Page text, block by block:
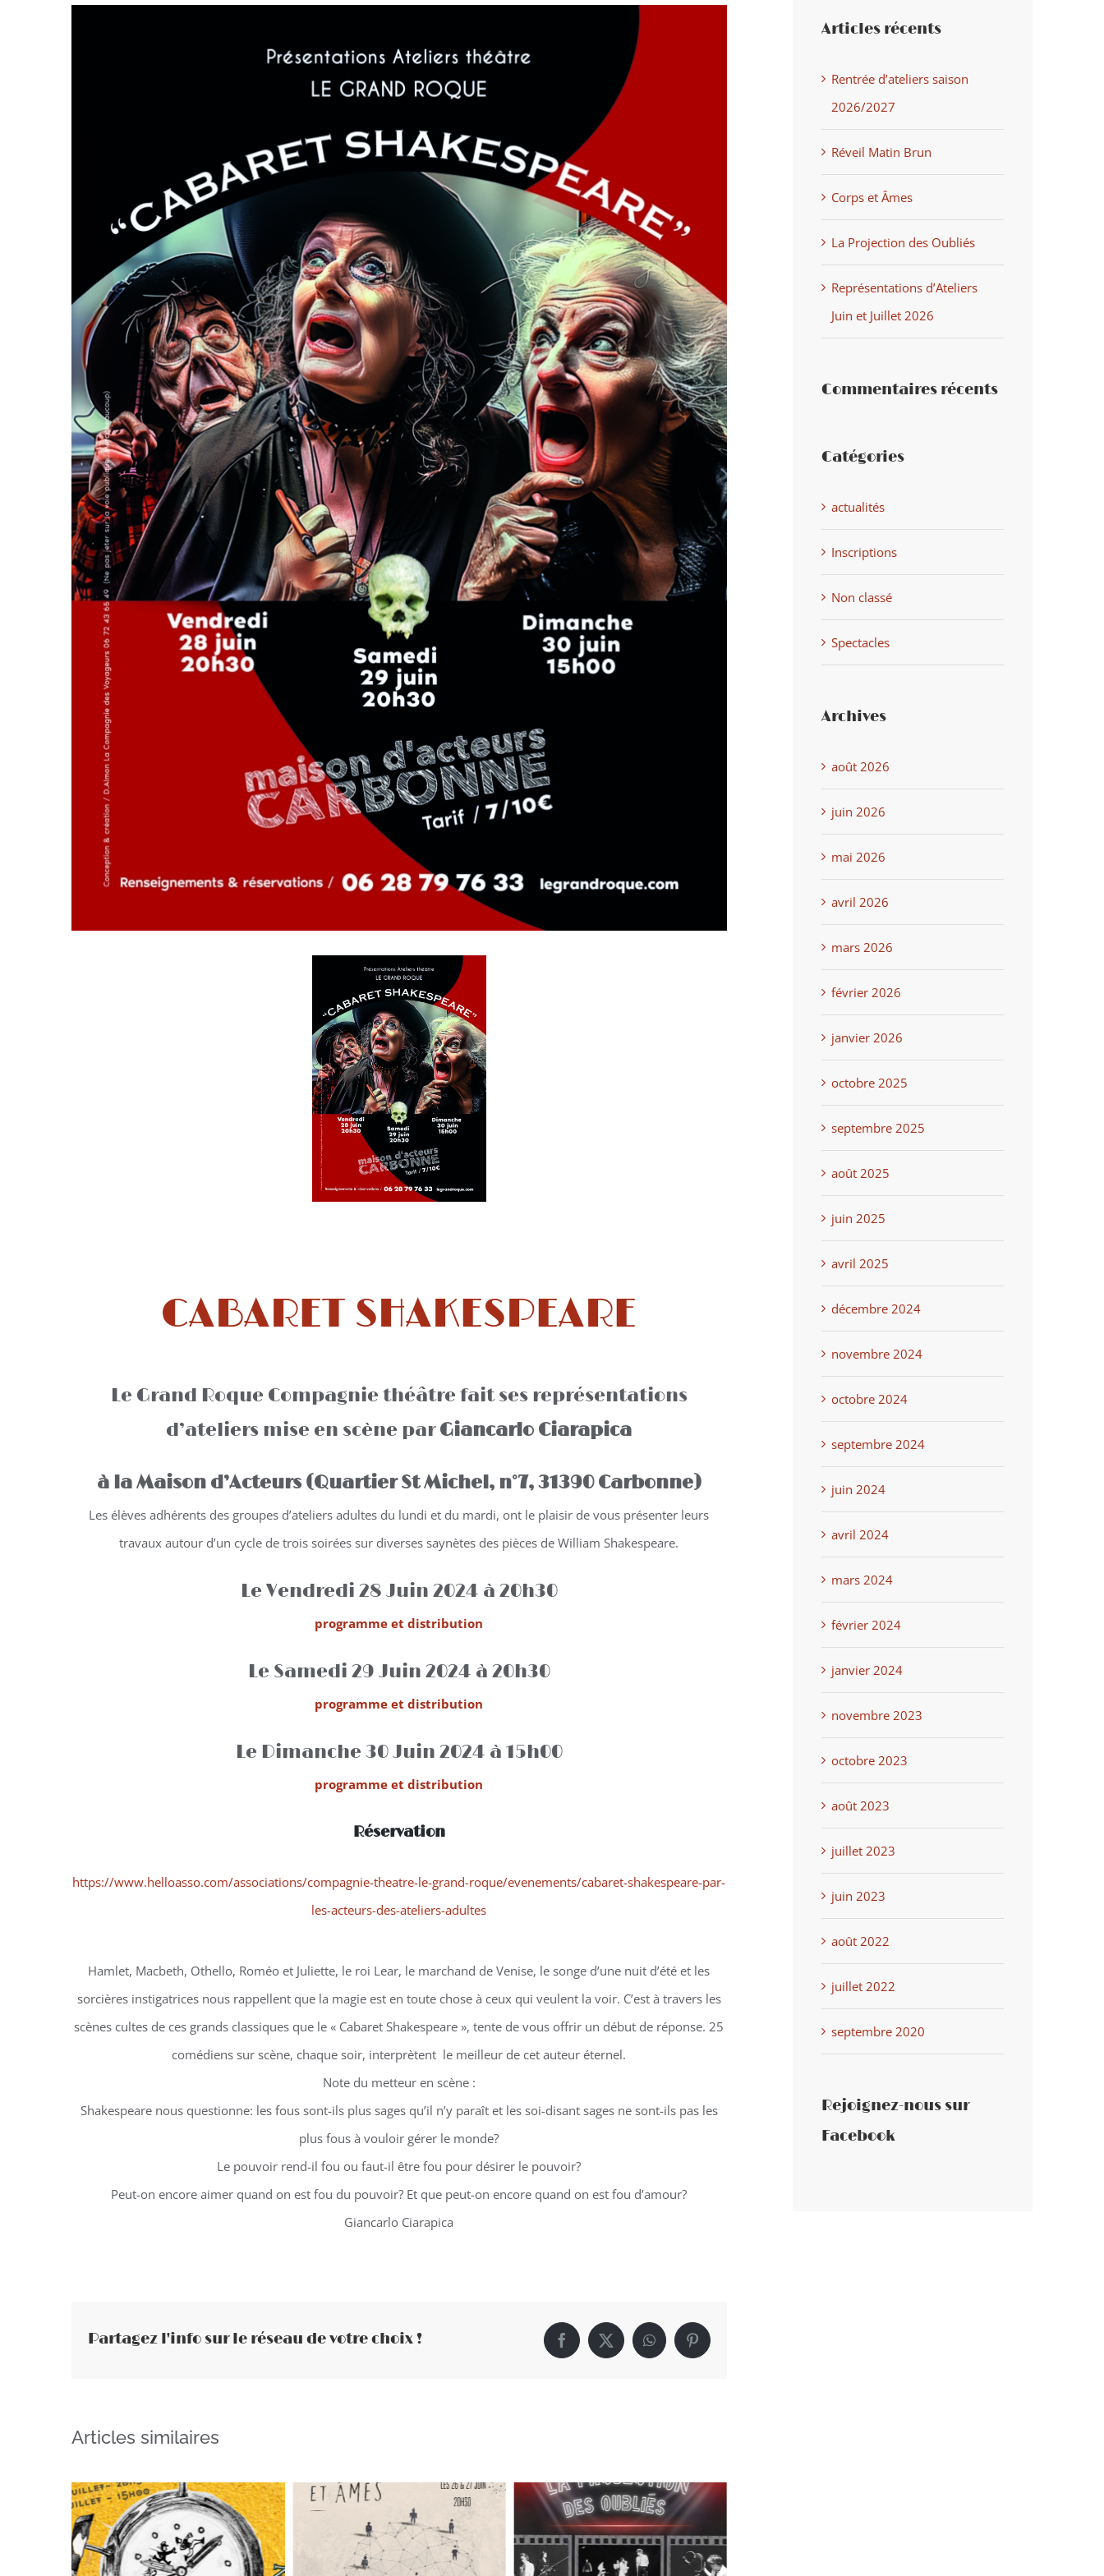
Shakespeare
CABARET SHAKESPEARE
Le Grand Roque Compagnie théâtre fait ses représentations
d’ateliers mise en scène parGiancarlo Ciarapica
à la Maison d’Acteurs (Quartier St Michel, n°7, 31390 Carbonne)
Les élèves adhérents des groupes d’ateliers adultes du lundi et du mardi, ont le plaisir de vous présenter leurs
travaux autour d’un cycle de trois soirées sur diverses saynètes des pièces de William Shakespeare.
Le Vendredi 28 Juin 2024 à 20h30
programme et distribution
Le Samedi 29 Juin 2024 à 20h30
programme et distribution
Le Dimanche 30 Juin 2024 à 15h00
programme et distribution
Réservation
https://www.helloasso.com/associations/compagnie-theatre-le-grand-roque/evenements/cabaret-shakespeare-par-
les-acteurs-des-ateliers-adultes
Hamlet, Macbeth, Othello, Roméo et Juliette, le roi Lear, le marchand de Venise, le songe d’une nuit d’été et les
sorcières instigatrices nous rappellent que la magie est en toute chose à ceux qui veulent la voir. C’est à travers les
scènes cultes de ces grands classiques que le « Cabaret Shakespeare », tente de vous offrir un début de réponse. 25
comédiens sur scène, chaque soir, interprètent le meilleur de cet auteur éternel.
Note du metteur en scène :
Shakespeare nous questionne: les fous sont-ils plus sages qu’il n’y paraît et les soi-disant sages ne sont-ils pas les
plus fous à vouloir gérer le monde?
Le pouvoir rend-il fou ou faut-il être fou pour désirer le pouvoir?
Peut-on encore aimer quand on est fou du pouvoir? Et que peut-on encore quand on est fou d’amour?
Giancarlo Ciarapica
Partagez l'info sur le réseau de votre choix ! Facebook
X WhatsAppPinterest
Articles similaires
Articles récents
Rentrée d’ateliers saison
2026/2027
Réveil Matin Brun
Corps et Âmes
La Projection des Oubliés
Représentations d’Ateliers
Juin et Juillet 2026
Commentaires récents
Catégories
actualités
Inscriptions
Non classé
Spectacles
Archives
août 2026
juin 2026
mai 2026
avril 2026
mars 2026
février 2026
janvier 2026
octobre 2025
septembre 2025
août 2025
juin 2025
avril 2025
décembre 2024
novembre 2024
octobre 2024
septembre 2024
juin 2024
avril 2024
mars 2024
février 2024
janvier 2024
novembre 2023
octobre 2023
août 2023
juillet 2023
juin 2023
août 2022
juillet 2022
septembre 2020
Rejoignez-nous sur
Facebook